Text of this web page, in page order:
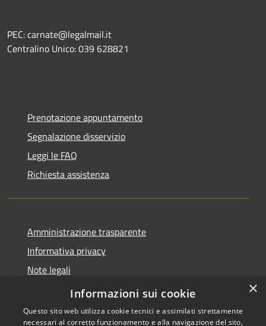
PEC: carnate@legalmail.it
Centralino Unico: 039 628821
Prenotazione appuntamento
Segnalazione disservizio
Leggi le FAQ
Richiesta assistenza
Amministrazione trasparente
Informativa privacy
Note legali
Dichiarazione di accessibilità
×
Informazioni sui cookie
Questo sito web utilizza cookie tecnici e assimilati strettamente
necessari al corretto funzionamento e alla navigazione del sito,